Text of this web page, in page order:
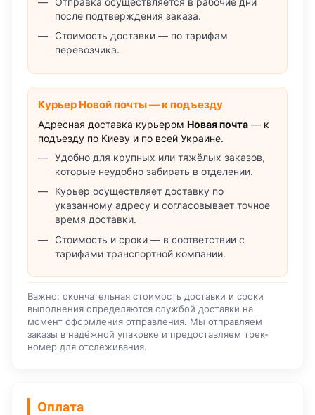
после подтверждения заказа.
Стоимость доставки — по тарифам
перевозчика.
Курьер Новой почты — к подъезду
Адресная доставка курьером Новая почта — к
подъезду по Киеву и по всей Украине.
Удобно для крупных или тяжёлых заказов,
которые неудобно забирать в отделении.
Курьер осуществляет доставку по
указанному адресу и согласовывает точное
время доставки.
Стоимость и сроки — в соответствии с
тарифами транспортной компании.
Важно: окончательная стоимость доставки и сроки
выполнения определяются службой доставки на
момент оформления отправления. Мы отправляем
заказы в надёжной упаковке и предоставляем трек-
номер для отслеживания.
Оплата